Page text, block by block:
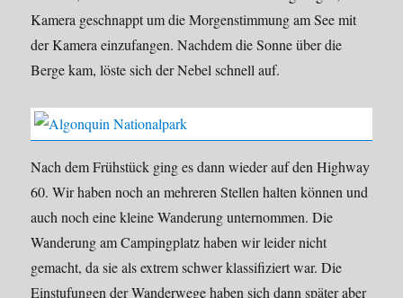
Kamera geschnappt um die Morgenstimmung am See mit
der Kamera einzufangen. Nachdem die Sonne über die
Berge kam, löste sich der Nebel schnell auf.
Nach dem Frühstück ging es dann wieder auf den Highway
60. Wir haben noch an mehreren Stellen halten können und
auch noch eine kleine Wanderung unternommen. Die
Wanderung am Campingplatz haben wir leider nicht
gemacht, da sie als extrem schwer klassifiziert war. Die
Einstufungen der Wanderwege haben sich dann später aber